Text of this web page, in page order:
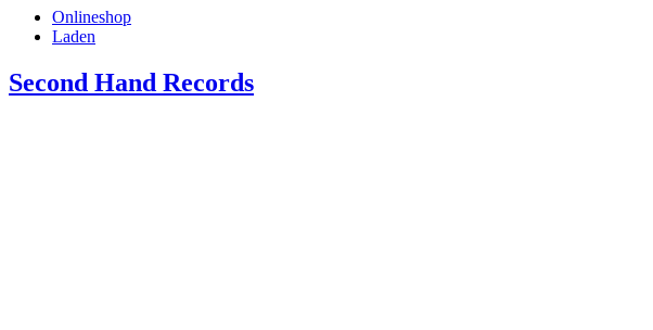
Onlineshop
Laden
Second Hand Records